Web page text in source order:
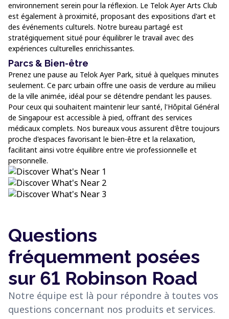
environnement serein pour la réflexion. Le Telok Ayer Arts Club
est également à proximité, proposant des expositions d'art et
des événements culturels. Notre bureau partagé est
stratégiquement situé pour équilibrer le travail avec des
expériences culturelles enrichissantes.
Parcs & Bien-être
Prenez une pause au Telok Ayer Park, situé à quelques minutes
seulement. Ce parc urbain offre une oasis de verdure au milieu
de la ville animée, idéal pour se détendre pendant les pauses.
Pour ceux qui souhaitent maintenir leur santé, l'Hôpital Général
de Singapour est accessible à pied, offrant des services
médicaux complets. Nos bureaux vous assurent d'être toujours
proche d'espaces favorisant le bien-être et la relaxation,
facilitant ainsi votre équilibre entre vie professionnelle et
personnelle.
Questions
fréquemment posées
sur 61 Robinson Road
Notre équipe est là pour répondre à toutes vos
questions concernant nos produits et services.